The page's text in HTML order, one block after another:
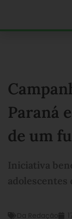
Paraná
de um
Iniciativa
adolescentes
Da Redação